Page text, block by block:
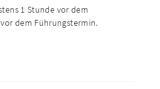
1 Stunde vor dem
dem Führungstermin.